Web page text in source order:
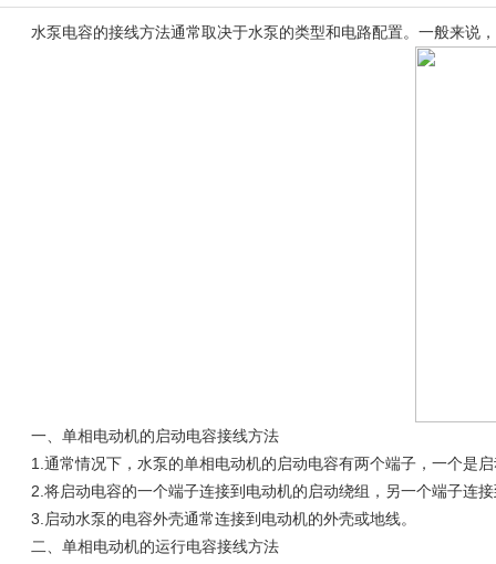
水泵电容的接线方法通常取决于水泵的类型和电路配置。一般来说
一、单相电动机的启动电容接线方法
1.通常情况下， 水泵的单相电动机的启动电容有两个端子，一个是
2.将启动电容的一个端子连接到电动机的启动绕组，另一个端子连接
3.启动水泵的电容外壳通常连接到电动机的外壳或地线。
二、单相电动机的运行电容接线方法